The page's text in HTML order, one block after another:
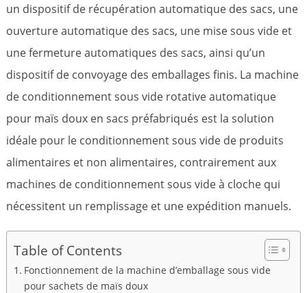
un dispositif de récupération automatique des sacs, une
ouverture automatique des sacs, une mise sous vide et
une fermeture automatiques des sacs, ainsi qu’un
dispositif de convoyage des emballages finis. La machine
de conditionnement sous vide rotative automatique
pour maïs doux en sacs préfabriqués est la solution
idéale pour le conditionnement sous vide de produits
alimentaires et non alimentaires, contrairement aux
machines de conditionnement sous vide à cloche qui
nécessitent un remplissage et une expédition manuels.
Table of Contents
Fonctionnement de la machine d’emballage sous vide
pour sachets de maïs doux